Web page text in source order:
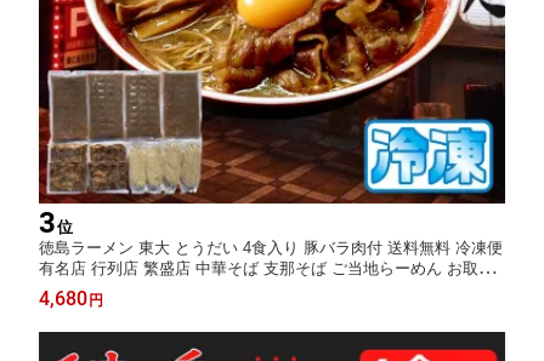
3位
徳島ラーメン 東大 とうだい 4食入り 豚バラ肉付 送料無料 冷凍便
有名店 行列店 繁盛店 中華そば 支那そば ご当地らーめん お取り
寄せ ギフト ご自宅 お試し 生麺 年越しそば 御中元 御歳暮 母の日
4,680 円